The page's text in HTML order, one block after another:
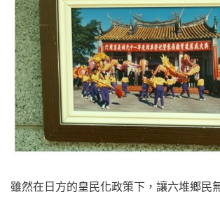
雖然在日方的皇民化政策下，讓六堆鄉民